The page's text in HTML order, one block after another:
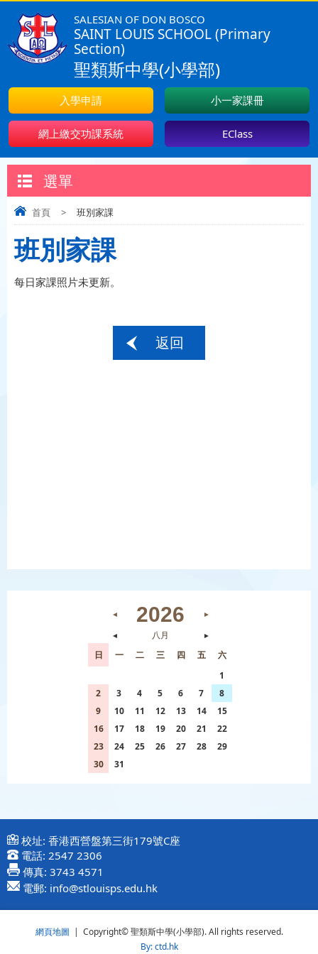
SALESIAN OF DON BOSCO
SAINT LOUIS SCHOOL (Primary
Section)
聖類斯中學(小學部)
入學申請 小一家課冊
網上繳交功課系統 EClass
選單
首頁 > 班別家課
班別家課
每日家課照片未更新。
返回
◄ 2026 ►
◄ 八月 ►
日 一 二 三 四 五
六
1
2
3 4 5 6 7
8
9
10 11 12 13 14
15
16
17 18 19 20 21
22
23
24 25 26 27 28
29
30
31
校址: 香港西營盤第三街179號C座
電話: 2547 2306
傳真: 3743 4571
電郵: info@stlouisps.edu.hk
網頁地圖 | Copyright© 聖類斯中學(小學部). All rights reserved.
By: ctd.hk